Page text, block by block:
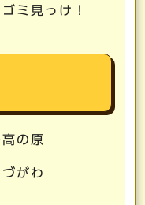
ミ見っけ！
の原
がわ